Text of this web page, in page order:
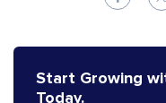
Start Growing
Today.